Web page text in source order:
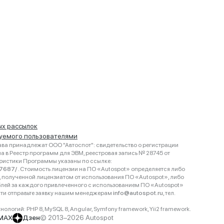
рассылок
пользователями
принадлежат ООО "Автоспот": свидетельство о регистрации
Реестр программ для ЭВМ, реестровая запись № 28745 от
Программы указаны по ссылке:
. Стоимость лицензии на ПО «Autospot» определяется либо
полученной лицензиатом от использования ПО «Autospot», либо
за каждого привлеченного с использованием ПО «Autospot»
отправьте заявку нашим менеджерам info@autospot.ru, тел.
PHP 8, MySQL 8, Angular, Symfony framework, Yii2 framework.
Дзен© 2013–2026 Autospot